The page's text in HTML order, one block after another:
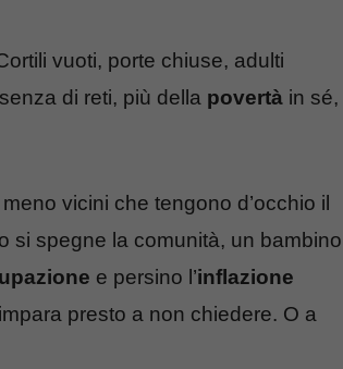
vuoti, porte chiuse, adulti
di reti, più della povertà in sé,
vicini che tengono d’occhio il
si spegne la comunità, un bambino
e persino l’inflazione
presto a non chiedere. O a